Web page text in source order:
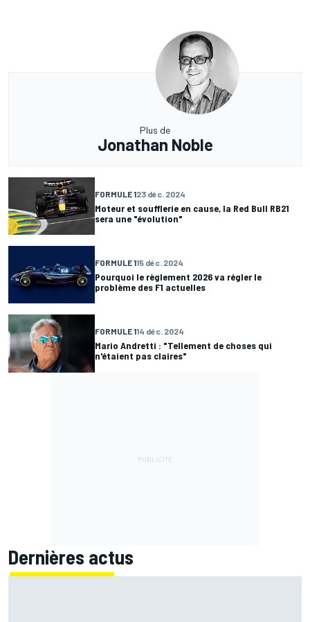
Plus de
Jonathan Noble
FORMULE 123 déc. 2024
Moteur et soufflerie en cause, la Red Bull RB21
sera une "évolution"
FORMULE 115 déc. 2024
Pourquoi le règlement 2026 va régler le
problème des F1 actuelles
FORMULE 114 déc. 2024
Mario Andretti : "Tellement de choses qui
n'étaient pas claires"
Dernières actus